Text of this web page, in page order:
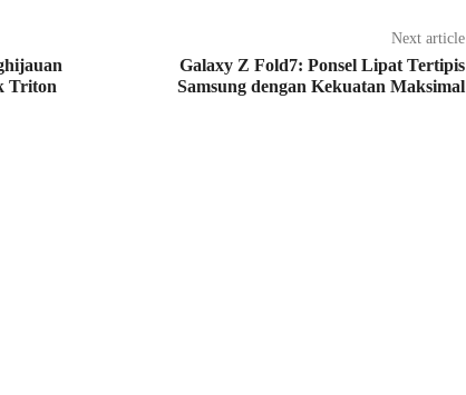
Triton
Next article
Galaxy Z Fold7: Ponsel Lipat Tertipis
Samsung dengan Kekuatan Maksimal